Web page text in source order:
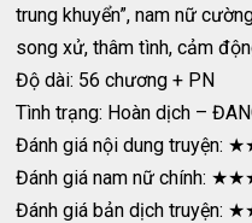
trung khuyển”, nam nữ
song xử, thâm tình, cảm
Độ dài: 56 chương + PN
Tình trạng: Hoàn dịch –
Đánh giá nội dung
Đánh giá nam nữ chính:
Đánh giá bản dịch